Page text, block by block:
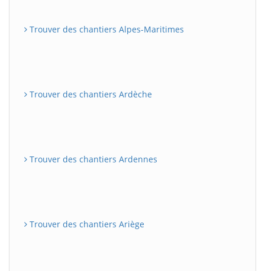
Trouver des chantiers Alpes-Maritimes
Trouver des chantiers Ardèche
Trouver des chantiers Ardennes
Trouver des chantiers Ariège